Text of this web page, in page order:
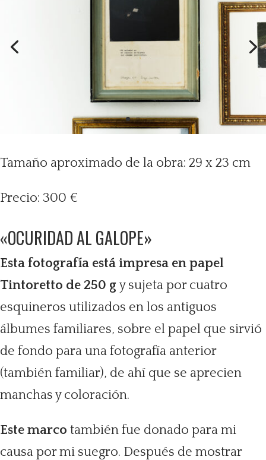
Tamaño aproximado de la obra: 29 x 23 cm
Precio: 300 €
«OCURIDAD AL GALOPE»
Esta fotografía está impresa en papel
Tintoretto de 250 g y sujeta por cuatro
esquineros utilizados en los antiguos
álbumes familiares, sobre el papel que sirvió
de fondo para una fotografía anterior
(también familiar), de ahí que se aprecien
manchas y coloración.
Este marco también fue donado para mi
causa por mi suegro. Después de mostrar